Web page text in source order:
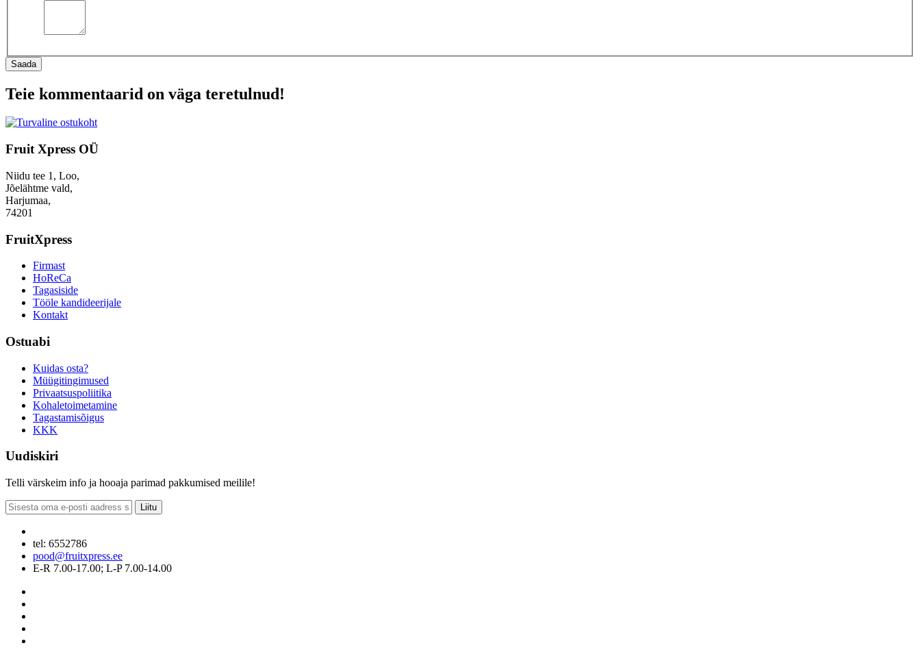
Saada
Teie kommentaarid on väga teretulnud!
Fruit Xpress OÜ
Niidu tee 1, Loo,
Jõelähtme vald,
Harjumaa,
74201
FruitXpress
Firmast
HoReCa
Tagasiside
Tööle kandideerijale
Kontakt
Ostuabi
Kuidas osta?
Müügitingimused
Privaatsuspoliitika
Kohaletoimetamine
Tagastamisõigus
KKK
Uudiskiri
Telli värskeim info ja hooaja parimad pakkumised meilile!
Liitu
tel: 6552786
pood@fruitxpress.ee
E-R 7.00-17.00; L-P 7.00-14.00